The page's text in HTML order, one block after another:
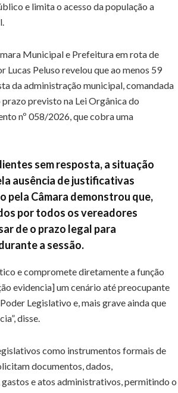
e limita o acesso da população a
Municipal e Prefeitura em rota de
Lucas Peluso revelou que ao menos 59
da administração municipal, comandada
previsto na Lei Orgânica do
nº 058/2026, que cobra uma
sem resposta, a situação
ausência de justificativas
pela Câmara demonstrou que,
por todos os vereadores
de o prazo legal para
a sessão.
e compromete diretamente a função
evidencia] um cenário até preocupante
Legislativo e, mais grave ainda que
disse.
como instrumentos formais de
documentos, dados,
e atos administrativos, permitindo o